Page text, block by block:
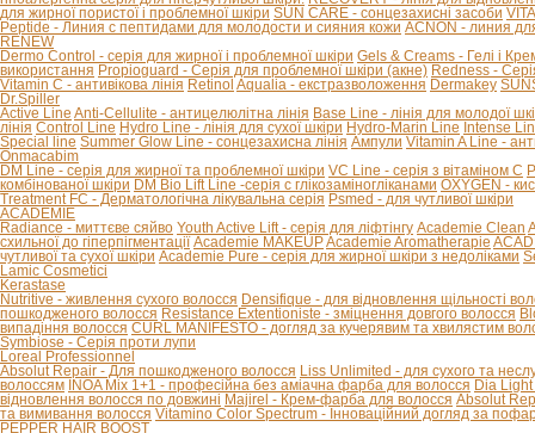
для жирної пористої і проблемної шкіри SUN CARE - сонцезахисні засоби
Peptide - Линия с пептидами для молодости и сияния кожи ACNON - линия
RENEW
Dermo Control - серія для жирної і проблемної шкіри Gels & Creams - Гелі і
використання Propioguard - Серія для проблемної шкіри (акне) Redness -
Vitamin C - антивікова лінія Retinol Aqualia - екстразволоження Dermakey
Dr.Spiller
Active Line Anti-Cellulite - антицелюлітна лінія Base Line - лінія для молодої
лінія Control Line Hydro Line - лінія для сухої шкіри Hydro-Marin Line Intense
Special line Summer Glow Line - сонцезахисна лінія Ампули Vitamin A Line -
Onmacabim
DM Line - серія для жирної та проблемної шкіри VC Line - серія з вітаміном С
комбінованої шкіри DM Bio Lift Line -cерія с глікозаміногліканами OXYGEN -
Treatment FC - Дерматологічна лікувальна серія Psmed - для чутливої шкіри
ACADEMIE
Radiance - миттєве сяйво Youth Active Lift - серія для ліфтінгу Academie Clean
схильної до гіперпігментації Academie MAKEUPAcademie Aromatherapie
чутливої та сухої шкіри Academie Pure - серія для жирної шкіри з недоліками
Lamic Cosmetici
Kerastase
Nutritive - живлення сухого волосся Densifique - для відновлення щільності
пошкодженого волосся Resistance Extentioniste - зміцнення довгого волосся
випадіння волосся CURL MANIFESTO - догляд за кучерявим та хвилястим
Symbiose - Серія проти лупи
Loreal Professionnel
Absolut Repair - Для пошкодженого волосся Liss Unlimited - для сухого та
волоссям INOA Mix 1+1 - професійна без аміачна фарба для волосся Dia Light
відновлення волосся по довжині Majirel - Крем-фарба для волосся Absolut
та вимивання волосся Vitamino Color Spectrum - Інноваційний догляд за
PEPPER HAIR BOOST